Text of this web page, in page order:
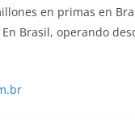
en primas en
Brasil, operando